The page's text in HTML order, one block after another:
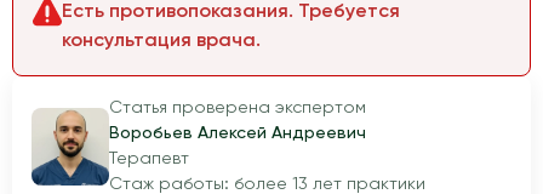
Статья проверена экспертом
Воробьев Алексей Андреевич
Терапевт
Стаж работы: более 13 лет практики
Есть противопоказания. Требуется
консультация врача.